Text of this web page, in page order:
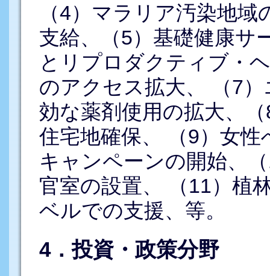
（4）マラリア汚染地
支給、（5）基礎健康サ
とリプロダクティブ・
のアクセス拡大、 （7
効な薬剤使用の拡大、
住宅地確保、 （9）女
キャンペーンの開始、
官室の設置、 （11）植
ベルでの支援、等。
4．投資・政策分野